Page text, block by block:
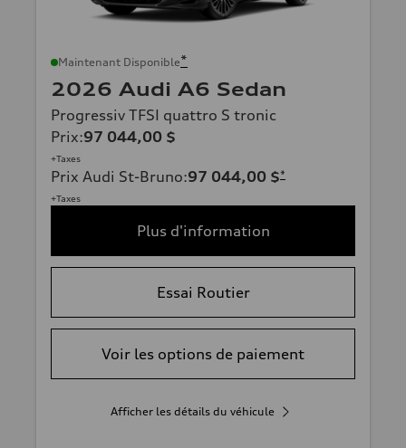
Maintenant Disponible*
2026 Audi A6 Sedan
Progressiv TFSI quattro S tronic
Prix:97 044,00 $
+Taxes
Prix Audi St-Bruno:97 044,00 $*
+Taxes
Plus d'information
Essai Routier
Voir les options de paiement
Afficher les détails du véhicule